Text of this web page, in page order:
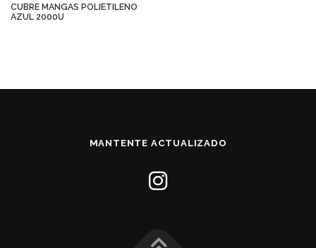
CUBRE MANGAS POLIETILENO
AZUL 2000U
MANTENTE ACTUALIZADO